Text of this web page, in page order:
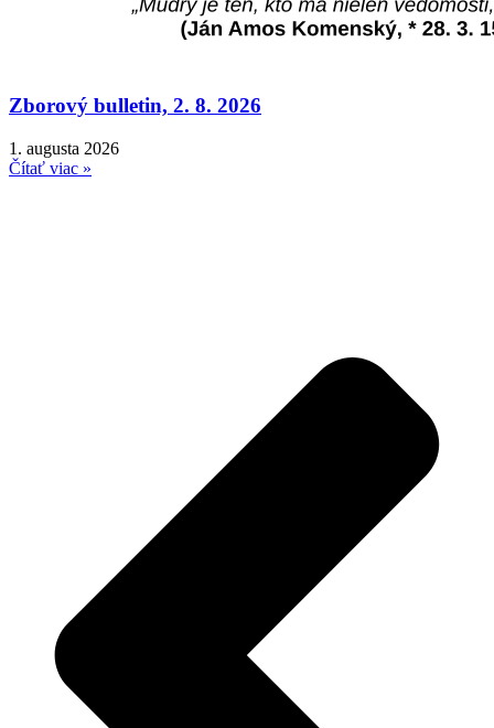
Zborový bulletin, 2. 8. 2026
1. augusta 2026
Čítať viac »